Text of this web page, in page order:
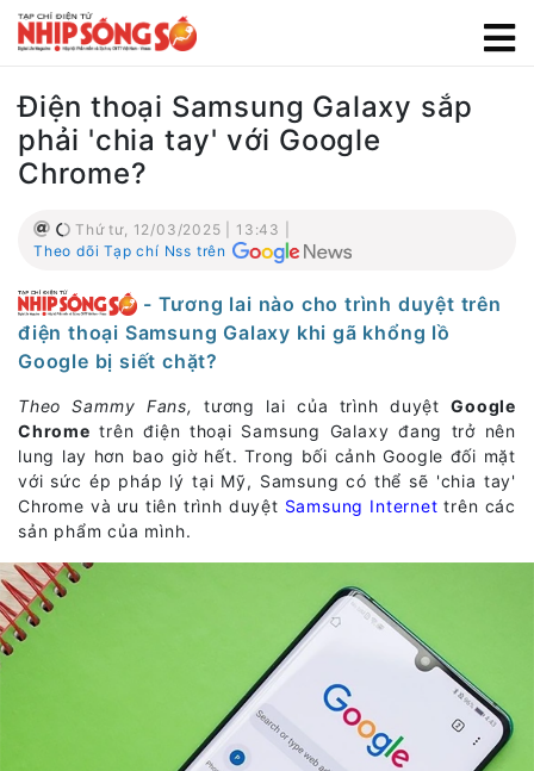
Điện thoại Samsung Galaxy sắp
phải 'chia tay' với Google
Chrome?
Thứ tư, 12/03/2025 | 13:43 |
Theo dõi Tạp chí Nss trên
- Tương lai nào cho trình duyệt trên
điện thoại Samsung Galaxy khi gã khổng lồ
Google bị siết chặt?
Theo Sammy Fans, tương lai của trình duyệtGoogle
Chrome trên điện thoại Samsung Galaxy đang trở nên
lung lay hơn bao giờ hết. Trong bối cảnh Google đối mặt
với sức ép pháp lý tại Mỹ, Samsung có thể sẽ 'chia tay'
Chrome và ưu tiên trình duyệt Samsung Internet trên các
sản phẩm của mình.